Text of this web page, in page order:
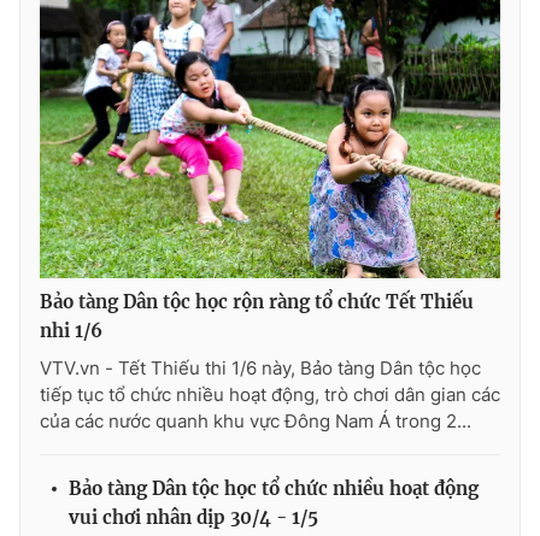
THỜI BÁO VTV
Theo dõi báo trên
Cơ quan chủ quản:Đài Truyền hình Việt Nam
Cơ quan báo chí:
Giấy phép hoạt động báo in và báo điện tử số 483/GP-BTTTT
cấp ngày 29/12/2023
Tổng Biên tập:Vũ Thanh Thủy
Nguyễn Trọng Ninh
Tổng đài VTV:024.38 355 931 - 024.38 355 932
Bảo tàng Dân tộc học rộn ràng tổ chức Tết Thiếu
nhi 1/6
VTV.vn - Tết Thiếu thi 1/6 này, Bảo tàng Dân tộc học
tiếp tục tổ chức nhiều hoạt động, trò chơi dân gian các
của các nước quanh khu vực Đông Nam Á trong 2...
Bảo tàng Dân tộc học tổ chức nhiều hoạt động
vui chơi nhân dịp 30/4 - 1/5